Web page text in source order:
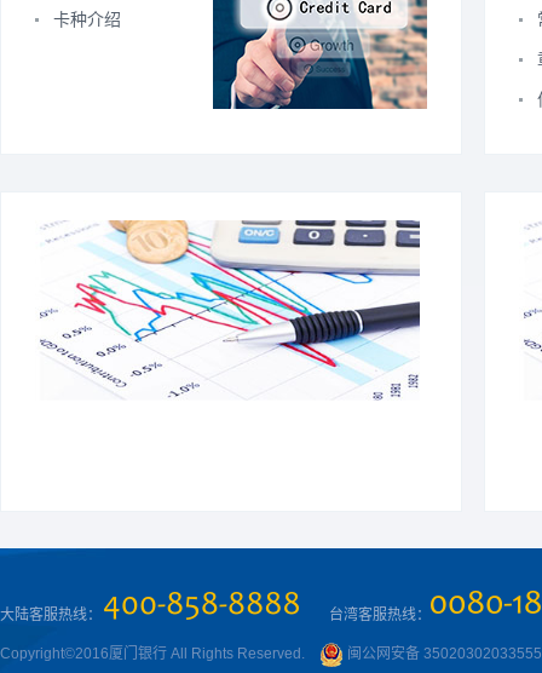
卡种介绍
大陆客服热线： 台湾客服热线：
Copyright©2016厦门银行 All Rights Reserved. 闽公网安备